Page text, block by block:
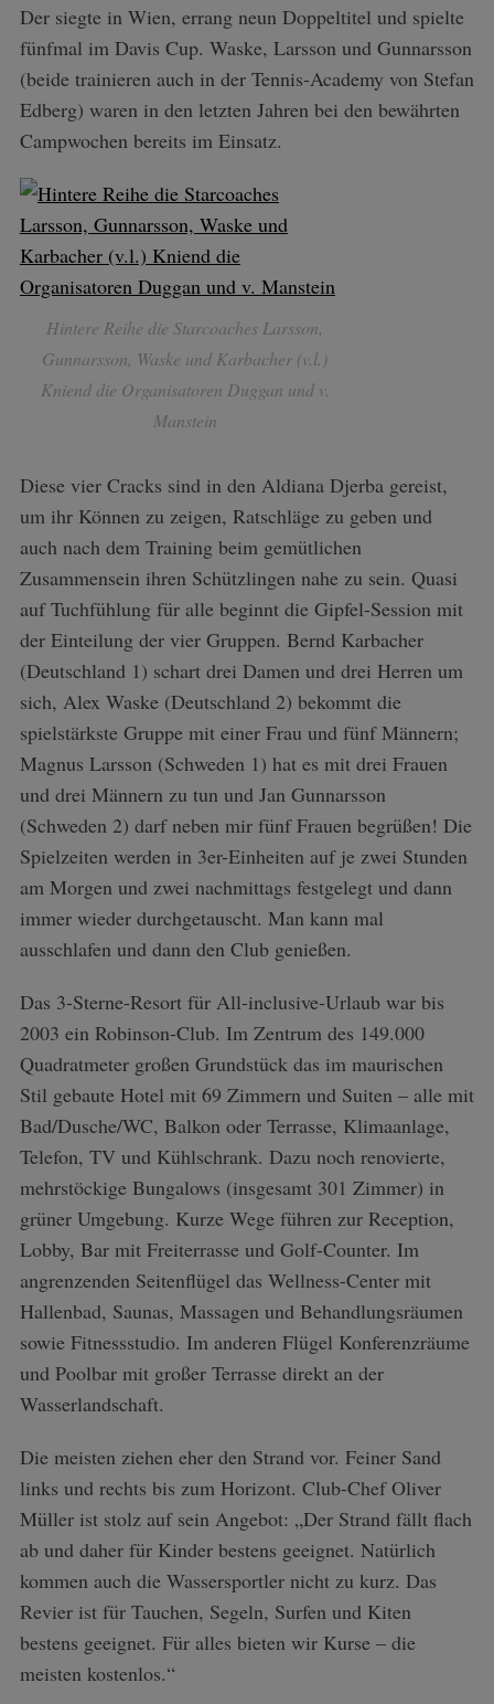
Der siegte in Wien, errang neun Doppeltitel und spielte
fünfmal im Davis Cup. Waske, Larsson und Gunnarsson
(beide trainieren auch in der Tennis-Academy von Stefan
Edberg) waren in den letzten Jahren bei den bewährten
Campwochen bereits im Einsatz.
Hintere Reihe die Starcoaches Larsson,
Gunnarsson, Waske und Karbacher (v.l.)
Kniend die Organisatoren Duggan und v.
Manstein
Diese vier Cracks sind in den Aldiana Djerba gereist,
um ihr Können zu zeigen, Ratschläge zu geben und
auch nach dem Training beim gemütlichen
Zusammensein ihren Schützlingen nahe zu sein. Quasi
auf Tuchfühlung für alle beginnt die Gipfel-Session mit
der Einteilung der vier Gruppen. Bernd Karbacher
(Deutschland 1) schart drei Damen und drei Herren um
sich, Alex Waske (Deutschland 2) bekommt die
spielstärkste Gruppe mit einer Frau und fünf Männern;
Magnus Larsson (Schweden 1) hat es mit drei Frauen
und drei Männern zu tun und Jan Gunnarsson
(Schweden 2) darf neben mir fünf Frauen begrüßen! Die
Spielzeiten werden in 3er-Einheiten auf je zwei Stunden
am Morgen und zwei nachmittags festgelegt und dann
immer wieder durchgetauscht. Man kann mal
ausschlafen und dann den Club genießen.
Das 3-Sterne-Resort für All-inclusive-Urlaub war bis
2003 ein Robinson-Club. Im Zentrum des 149.000
Quadratmeter großen Grundstück das im maurischen
Stil gebaute Hotel mit 69 Zimmern und Suiten – alle mit
Bad/Dusche/WC, Balkon oder Terrasse, Klimaanlage,
Telefon, TV und Kühlschrank. Dazu noch renovierte,
mehrstöckige Bungalows (insgesamt 301 Zimmer) in
grüner Umgebung. Kurze Wege führen zur Reception,
Lobby, Bar mit Freiterrasse und Golf-Counter. Im
angrenzenden Seitenflügel das Wellness-Center mit
Hallenbad, Saunas, Massagen und Behandlungsräumen
sowie Fitnessstudio. Im anderen Flügel Konferenzräume
und Poolbar mit großer Terrasse direkt an der
Wasserlandschaft.
Die meisten ziehen eher den Strand vor. Feiner Sand
links und rechts bis zum Horizont. Club-Chef Oliver
Müller ist stolz auf sein Angebot: „Der Strand fällt flach
ab und daher für Kinder bestens geeignet. Natürlich
kommen auch die Wassersportler nicht zu kurz. Das
Revier ist für Tauchen, Segeln, Surfen und Kiten
bestens geeignet. Für alles bieten wir Kurse – die
meisten kostenlos.“